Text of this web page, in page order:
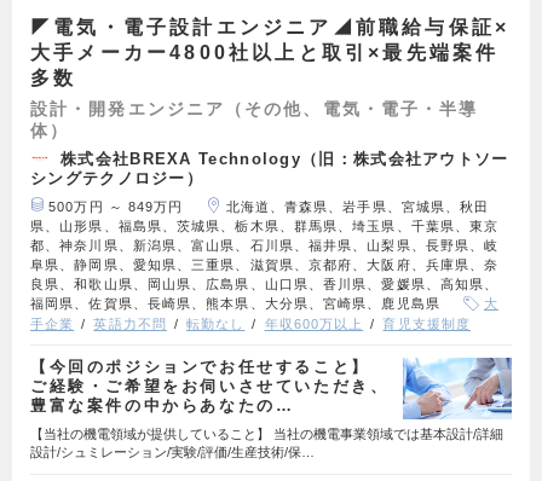
◤電気・電子設計エンジニア◢前職給与保証×
大手メーカー4800社以上と取引×最先端案件
多数
設計・開発エンジニア（その他、電気・電子・半導
体）
株式会社BREXA Technology（旧：株式会社アウトソー
シングテクノロジー）
500万円 ～ 849万円
北海道、青森県、岩手県、宮城県、秋田
県、山形県、福島県、茨城県、栃木県、群馬県、埼玉県、千葉県、東京
都、神奈川県、新潟県、富山県、石川県、福井県、山梨県、長野県、岐
阜県、静岡県、愛知県、三重県、滋賀県、京都府、大阪府、兵庫県、奈
良県、和歌山県、岡山県、広島県、山口県、香川県、愛媛県、高知県、
福岡県、佐賀県、長崎県、熊本県、大分県、宮崎県、鹿児島県
大
手企業
英語力不問 転勤なし 年収600万以上 育児支援制度
【今回のポジションでお任せすること】
ご経験・ご希望をお伺いさせていただき、
豊富な案件の中からあなたの…
【当社の機電領域が提供していること】 当社の機電事業領域では基本設計/詳細
設計/シュミレーション/実験/評価/生産技術/保…